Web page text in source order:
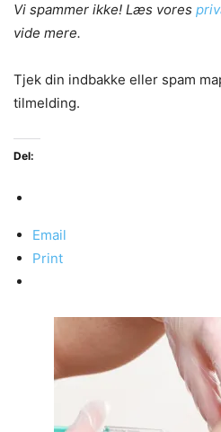
Vi spammer ikke! Læs vores
vide mere.
Tjek din indbakke eller spam
tilmelding.
Del:
Email
Print